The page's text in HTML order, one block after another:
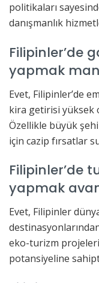
politikaları
danışmanlık
Filipinler’de
yapmak
Evet, Filipinler’de
kira getirisi yüksek
Özellikle büyük
için cazip fırsatlar
Filipinler’de
yapmak
Evet, Filipinler
eko-turizm
potansiyeline